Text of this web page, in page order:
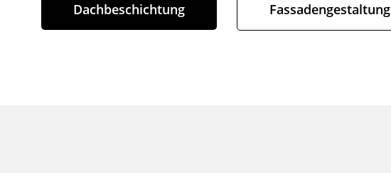
Dachbeschichtung Fassadengestaltung